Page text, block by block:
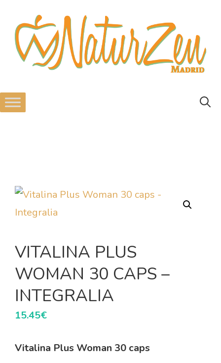
VITALINA PLUS
WOMAN 30 CAPS –
INTEGRALIA
15.45€
Vitalina Plus Woman 30 caps